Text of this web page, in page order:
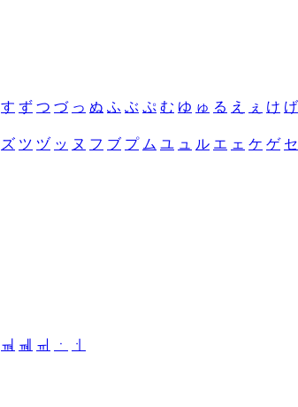
す ず つ づ っ ぬ ふ ぶ ぷ む ゆ ゅ る え ぇ け げ
ズ ツ ヅ ッ ヌ フ ブ プ ム ユ ュ ル エ ェ ケ ゲ セ
ㆊ ㆋ ㆌ ㆍ
ㆎ